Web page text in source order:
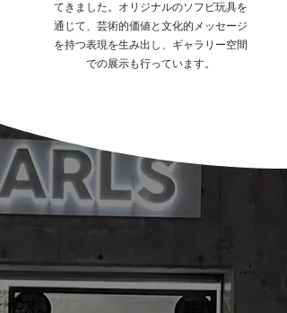
てきました。オリジナルのソフビ玩具を
通じて、芸術的価値と文化的メッセージ
を持つ表現を生み出し、ギャラリー空間
での展示も行っています。